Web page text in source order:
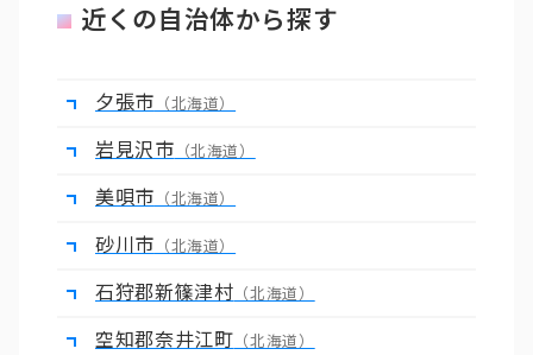
近くの自治体から探す
夕張市 （北海道）
岩見沢市 （北海道）
美唄市 （北海道）
砂川市 （北海道）
石狩郡新篠津村 （北海道）
空知郡奈井江町 （北海道）